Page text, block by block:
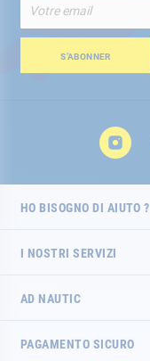
alla
nostra
Newsletter:S’ABONNER
HO BISOGNO DI AIUTO ?
I NOSTRI SERVIZI
AD NAUTIC
PAGAMENTO SICURO